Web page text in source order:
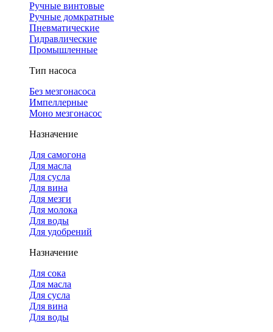
Ручные винтовые
Ручные домкратные
Пневматические
Гидравлические
Промышленные
Тип насоса
Без мезгонасоса
Импеллерные
Моно мезгонасос
Назначение
Для самогона
Для масла
Для сусла
Для вина
Для мезги
Для молока
Для воды
Для удобрений
Назначение
Для сока
Для масла
Для сусла
Для вина
Для воды